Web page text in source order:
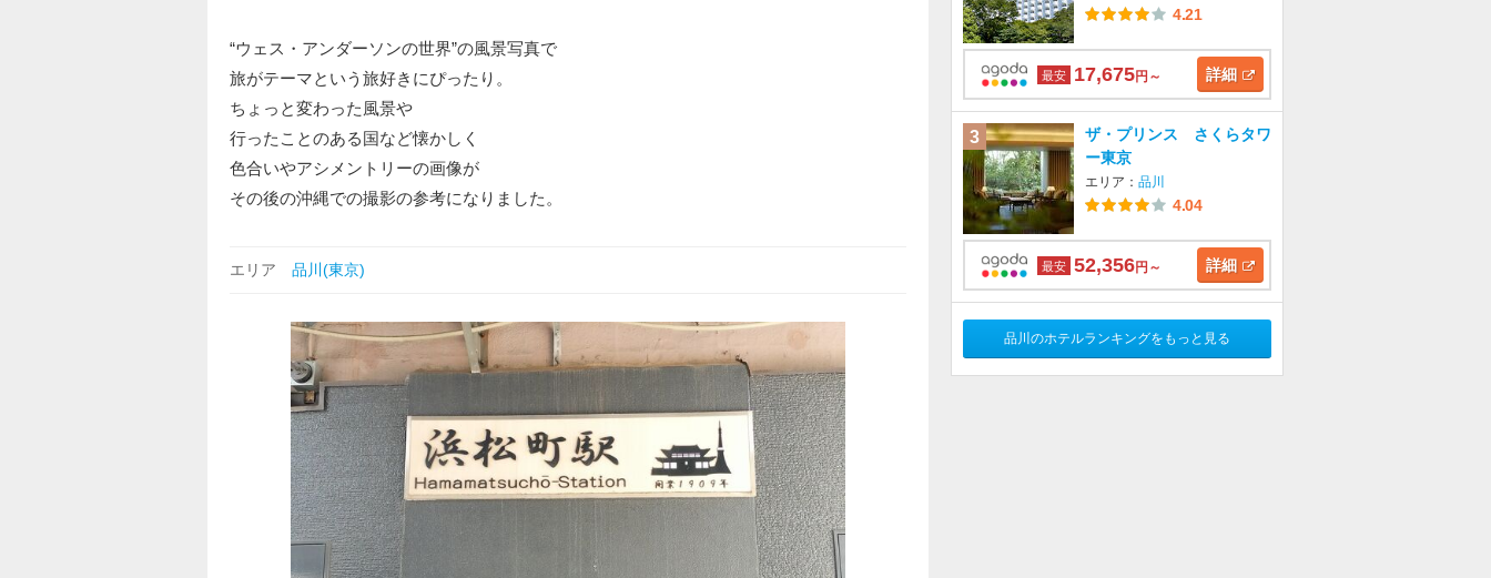
“ウェス・アンダーソンの世界”の風景写真で
旅がテーマという旅好きにぴったり。
ちょっと変わった風景や
行ったことのある国など懐かしく
色合いやアシメントリーの画像が
その後の沖縄での撮影の参考になりました。
エリア 品川(東京)
4.21
最安 17,675円～ 詳細
3
ザ・プリンス さくらタワ
ー東京
エリア： 品川
4.04
最安 52,356円～ 詳細
品川のホテルランキングをもっと見る